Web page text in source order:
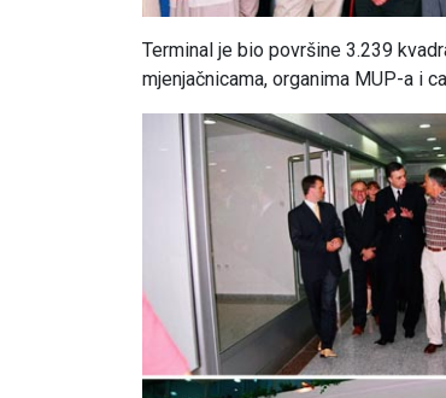
Terminal je bio površine 3.239
mjenjačnicama, organima MUP-a i